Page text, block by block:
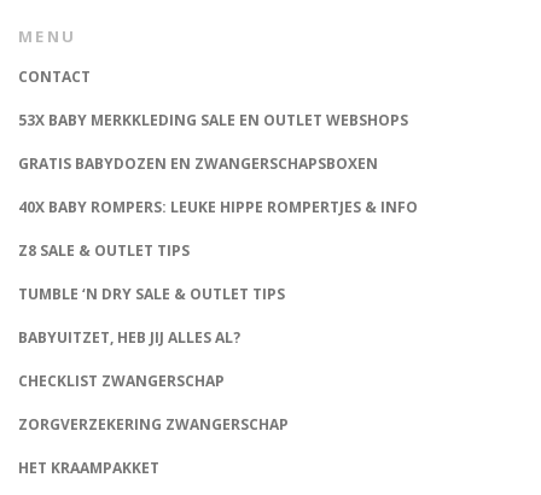
MENU
CONTACT
53X BABY MERKKLEDING SALE EN OUTLET WEBSHOPS
GRATIS BABYDOZEN EN ZWANGERSCHAPSBOXEN
40X BABY ROMPERS: LEUKE HIPPE ROMPERTJES & INFO
Z8 SALE & OUTLET TIPS
TUMBLE ‘N DRY SALE & OUTLET TIPS
BABYUITZET, HEB JIJ ALLES AL?
CHECKLIST ZWANGERSCHAP
ZORGVERZEKERING ZWANGERSCHAP
HET KRAAMPAKKET